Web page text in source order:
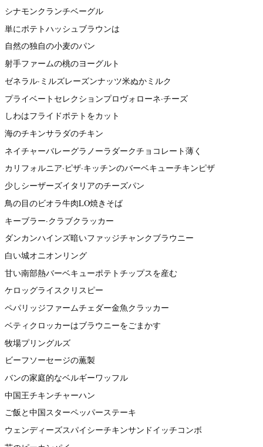
シナモンクランチベーグル
単にポテトハッシュブラウンは
自然の独自の小麦のパン
射手ファームの桃のヨーグルト
ゼネラル·ミルズレーズンナッツ米ぬかミルク
プライベートセレクションプロヴォローネ·チーズ
しわはフライドポテトをカット
海のチキンサラダのチキン
ネイチャーバレーグラノーラダークチョコレート薄く
カリフォルニア·ピザ·キッチンのバーベキューチキンピザ
少しシーザーズイタリアのチーズパン
鳥の目のビオラ牛肉LO焼きそば
キーブラー·クラブクラッカー
ダンカンハインズ暗いファッジチャンクブラウニー
白い城オニオンリング
甘い南部熱バーベキューポテトチップスを産む
ケロッグライスクリスピー
ペパリッジファームチェダー金魚クラッカー
ベティクロッカーはブラウニーをごまかす
牧場プリングルズ
ビーフソーセージの薫製
バンの家庭的なベルギーワッフル
中国王チキンチャーハン
ご飯と中国スターペッパーステーキ
ウェンディーズスパイシーチキンサンドイッチコンボ